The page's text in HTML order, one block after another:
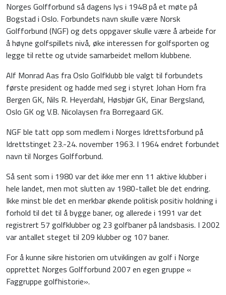
Norges Golfforbund så dagens lys i 1948 på et møte på
Bogstad i Oslo. Forbundets navn skulle være Norsk
Golfforbund (NGF) og dets oppgaver skulle være å arbeide for
å høyne golfspillets nivå, øke interessen for golfsporten og
legge til rette og utvide samarbeidet mellom klubbene.
Alf Monrad Aas fra Oslo Golfklubb ble valgt til forbundets
første president og hadde med seg i styret Johan Horn fra
Bergen GK, Nils R. Heyerdahl, Høsbjør GK, Einar Bergsland,
Oslo GK og V.B. Nicolaysen fra Borregaard GK.
NGF ble tatt opp som medlem i Norges Idrettsforbund på
Idrettstinget 23.-24. november 1963. I 1964 endret forbundet
navn til Norges Golfforbund.
Så sent som i 1980 var det ikke mer enn 11 aktive klubber i
hele landet, men mot slutten av 1980-tallet ble det endring.
Ikke minst ble det en merkbar økende politisk positiv holdning i
forhold til det til å bygge baner, og allerede i 1991 var det
registrert 57 golf­klubber og 23 golfbaner på landsbasis. I 2002
var antallet steget til 209 klubber og 107 baner.
For å kunne sikre historien om utviklingen av golf i Norge
opprettet Norges Golfforbund 2007 en egen gruppe «
Faggruppe golfhistorie».